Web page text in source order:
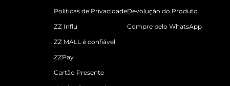
Políticas de Privacidade
ZZ Influ
ZZ MALL é confiável
ZZPay
Cartão Presente
Devolução do Produto
Compre pelo WhatsApp